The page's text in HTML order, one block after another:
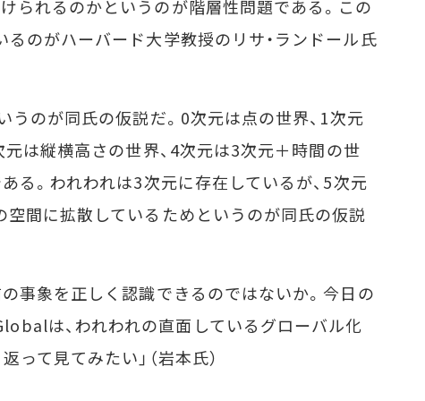
られるのかというのが階層性問題である。この
のがハーバード大学教授のリサ・ランドール氏
うのが同氏の仮説だ。0次元は点の世界、1次元
元は縦横高さの世界、4次元は3次元＋時間の世
る。われわれは3次元に存在しているが、5次元
空間に拡散しているためというのが同氏の仮説
事象を正しく認識できるのではないか。今日の
は、われわれの直面しているグローバル化
って見てみたい」（岩本氏）